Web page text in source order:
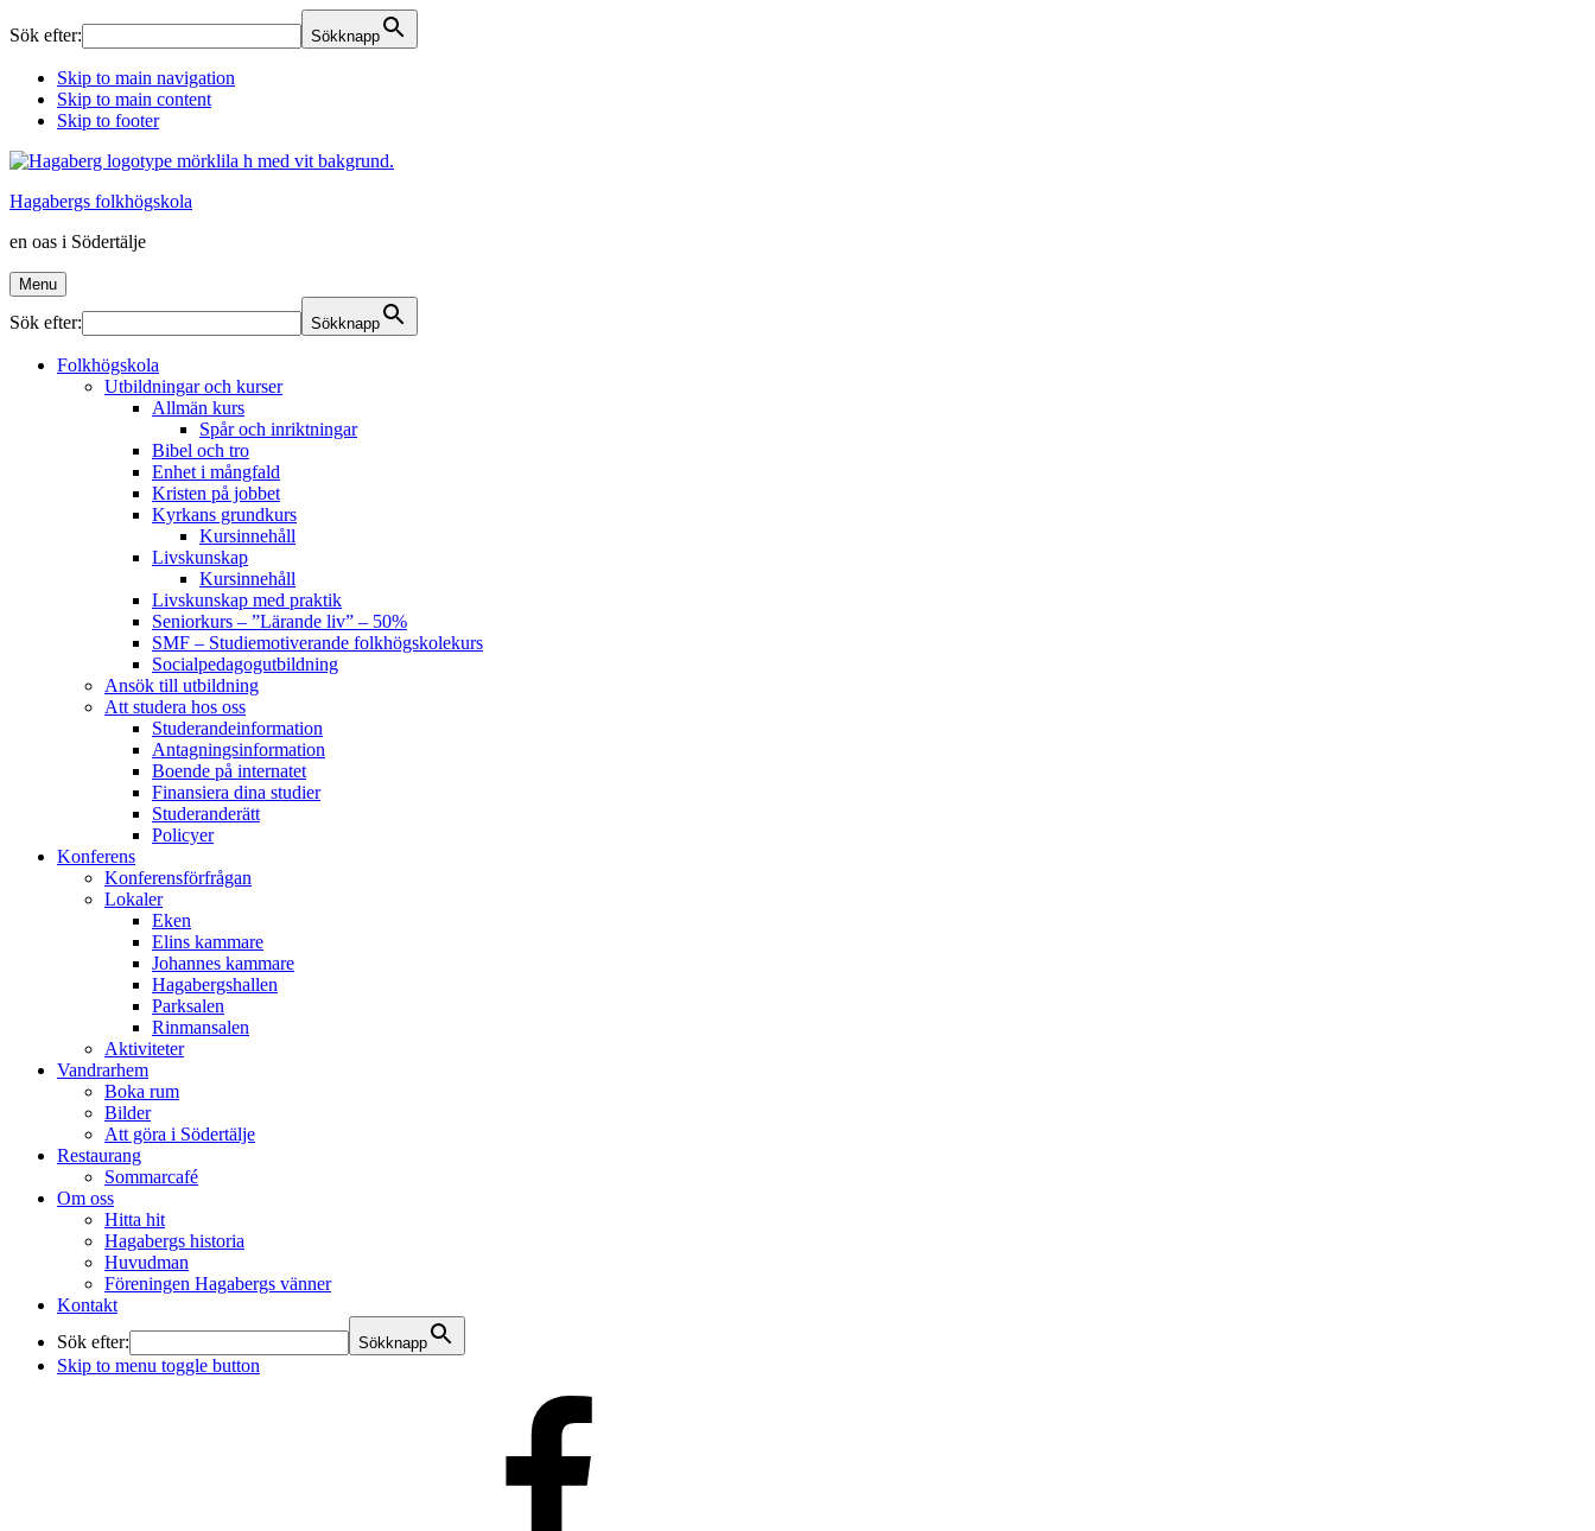
Sök efter: Sökknapp
Skip to main navigation
Skip to main content
Skip to footer
Hagabergs folkhögskola
en oas i Södertälje
Menu
Sök efter: Sökknapp
Folkhögskola
Utbildningar och kurser
Allmän kurs
Spår och inriktningar
Bibel och tro
Enhet i mångfald
Kristen på jobbet
Kyrkans grundkurs
Kursinnehåll
Livskunskap
Kursinnehåll
Livskunskap med praktik
Seniorkurs – ”Lärande liv” – 50%
SMF – Studiemotiverande folkhögskolekurs
Socialpedagog­utbildning
Ansök till utbildning
Att studera hos oss
Studerande­information
Antagningsinformation
Boende på internatet
Finansiera dina studier
Studeranderätt
Policyer
Konferens
Konferens­förfrågan
Lokaler
Eken
Elins kammare
Johannes kammare
Hagabergshallen
Parksalen
Rinmansalen
Aktiviteter
Vandrarhem
Boka rum
Bilder
Att göra i Södertälje
Restaurang
Sommarcafé
Om oss
Hitta hit
Hagabergs historia
Huvudman
Föreningen Hagabergs vänner
Kontakt
Sök efter:
Sökknapp
Skip to menu toggle button